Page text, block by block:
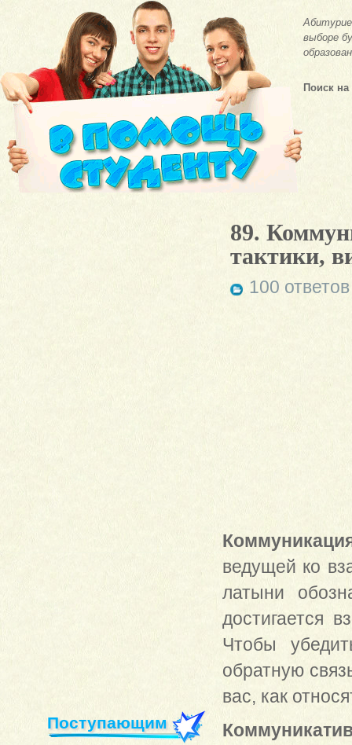
выборе
Поиск на
Поступающим
89.
тактики,
100
ведущей ко
латыни
достигается
Чтобы
обратную
вас, как